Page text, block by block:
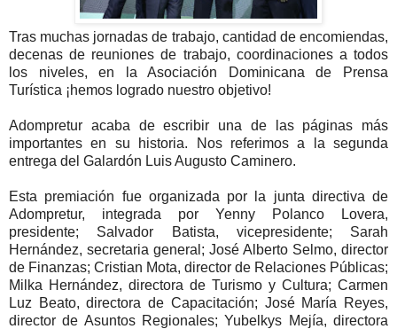
Tras muchas jornadas de trabajo, cantidad de encomiendas,
decenas de reuniones de trabajo, coordinaciones a todos
los niveles, en la Asociación Dominicana de Prensa
Turística ¡hemos logrado nuestro objetivo!
Adompretur acaba de escribir una de las páginas más
importantes en su historia. Nos referimos a la segunda
entrega del Galardón Luis Augusto Caminero.
Esta premiación fue organizada por la junta directiva de
Adompretur, integrada por Yenny Polanco Lovera,
presidente; Salvador Batista, vicepresidente; Sarah
Hernández, secretaria general; José Alberto Selmo, director
de Finanzas; Cristian Mota, director de Relaciones Públicas;
Milka Hernández, directora de Turismo y Cultura; Carmen
Luz Beato, directora de Capacitación; José María Reyes,
director de Asuntos Regionales; Yubelkys Mejía, directora